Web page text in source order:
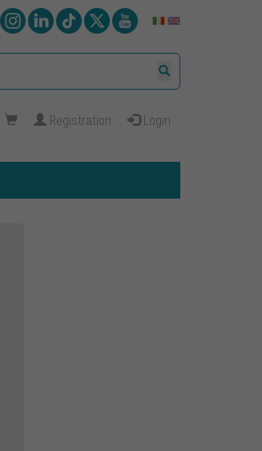
Registration Login